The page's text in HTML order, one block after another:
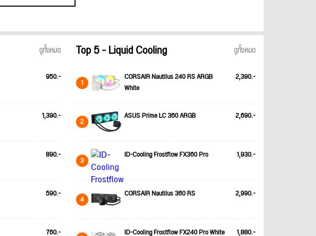
ดูทั้งหมด
950.-
1,390.-
890.-
590.-
760.-
Top 5 - Liquid Cooling ดูทั้งหมด
1
CORSAIR Nautilus 240 RS ARGB
White
2,390.-
2 ASUS Prime LC 360 ARGB 2,690.-
3 ID-Cooling Frostflow FX360 Pro 1,930.-
4 CORSAIR Nautilus 360 RS 2,990.-
ID-Cooling Frostflow FX240 Pro White 1,880.-